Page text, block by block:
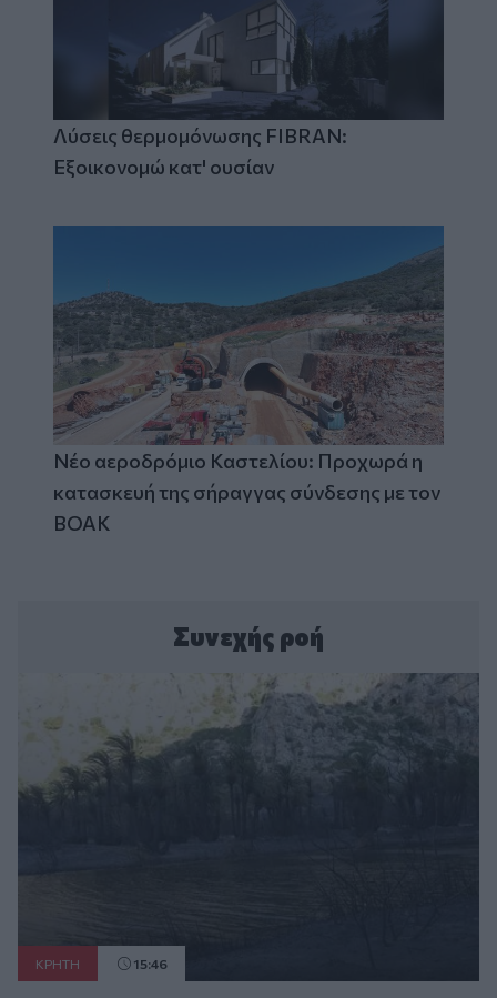
Λύσεις θερμομόνωσης FIBRAN:
Εξοικονομώ κατ' ουσίαν
Νέο αεροδρόμιο Καστελίου: Προχωρά η
κατασκευή της σήραγγας σύνδεσης με τον
ΒΟΑΚ
Συνεχής ροή
ΚΡΗΤΗ 15:46